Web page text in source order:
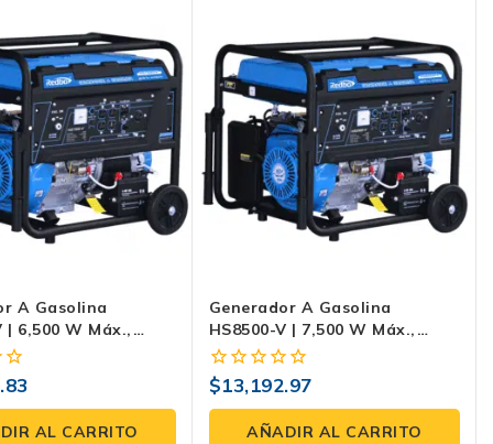
A Gasolina
| 6,500 W Máx.,
Motor 16 HP Y
AL CARRITO
Generador A Gasolina
HS8500-V | 7,500 W Máx.,
110/220 V, 16 HP Y Tanque 25
L
0
fuera
$13,192.97
AÑADIR AL CARRITO